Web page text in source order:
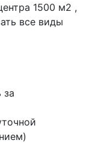
1500 м2 ,
все виды
за